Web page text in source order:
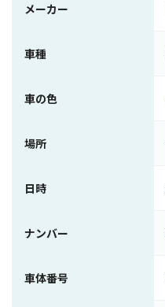
メーカー
車種
車の色
場所
日時
ナンバー
車体番号